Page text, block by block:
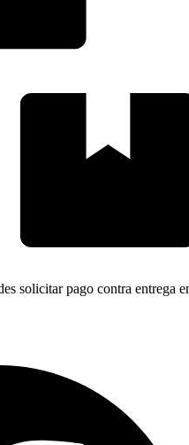
solicitar pago contra entrega